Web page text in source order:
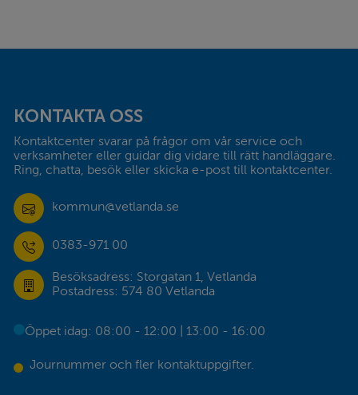
KONTAKTA OSS
Kontaktcenter svarar på frågor om vår service och
verksamheter eller guidar dig vidare till rätt handläggare.
Ring, chatta, besök eller skicka e-post till kontaktcenter.
kommun@vetlanda.se
0383-971 00
Besöksadress: Storgatan 1, Vetlanda
Postadress: 574 80 Vetlanda
Öppet idag: 08:00 - 12:00 | 13:00 - 16:00
Journummer och fler kontaktuppgifter.